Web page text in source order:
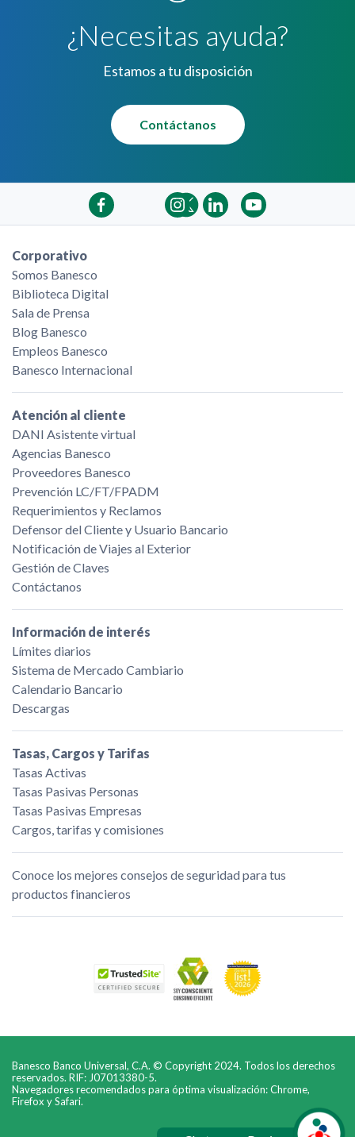
¿Necesitas ayuda?
Estamos a tu disposición
Contáctanos
Corporativo
Somos Banesco
Biblioteca Digital
Sala de Prensa
Blog Banesco
Empleos Banesco
Banesco Internacional
Atención al cliente
DANI Asistente virtual
Agencias Banesco
Proveedores Banesco
Prevención LC/FT/FPADM
Requerimientos y Reclamos
Defensor del Cliente y Usuario Bancario
Notificación de Viajes al Exterior
Gestión de Claves
Contáctanos
Información de interés
Límites diarios
Sistema de Mercado Cambiario
Calendario Bancario
Descargas
Tasas, Cargos y Tarifas
Tasas Activas
Tasas Pasivas Personas
Tasas Pasivas Empresas
Cargos, tarifas y comisiones
Conoce los mejores consejos de seguridad para tus
productos financieros
Banesco Banco Universal, C.A. © Copyright 2024. Todos los derechos
reservados. RIF: J07013380-5.
Navegadores recomendados para óptima visualización: Chrome,
Firefox y Safari.